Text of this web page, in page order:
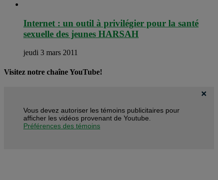
Internet : un outil à privilégier pour la santé
sexuelle des jeunes HARSAH
jeudi 3 mars 2011
Visitez notre chaîne YouTube!
Vous devez autoriser les témoins publicitaires pour
afficher les vidéos provenant de Youtube.
Préférences des témoins